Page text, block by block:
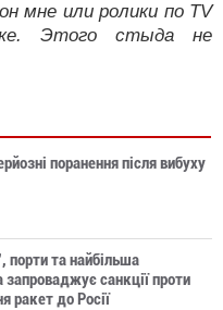
мне или ролики по TV
Этого стыда не
поранення після вибуху
та найбільша
запроваджує санкції проти
ракет до Росії